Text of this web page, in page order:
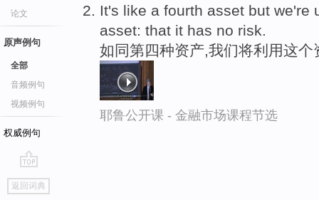
论文
原声例句
全部
音频例句
视频例句
权威例句
go
top
返回词典
It's like a fourth asset but we're
asset: that it has no risk.
如同第四种资产,我们将利用这
耶鲁公开课 - 金融市场课程节选